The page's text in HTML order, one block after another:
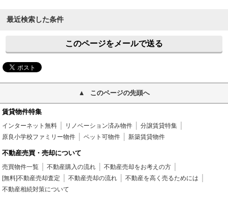
最近検索した条件
このページをメールで送る
このページの先頭へ
賃貸物件特集
インターネット無料 リノベーション済み物件
分譲賃貸特集
原良小学校ファミリー物件
ペット可物件 新築賃貸物件
不動産売買・売却について
売買物件一覧 不動産購入の流れ
不動産売却をお考えの方
[無料]不動産売却査定
不動産売却の流れ
不動産を高く売るためには
不動産相続対策について